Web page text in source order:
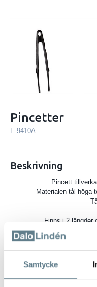
Samtycke
Pincetter
E-9410A
Beskrivning
Pincett
Materialen tål höga
Finns i 2 längder